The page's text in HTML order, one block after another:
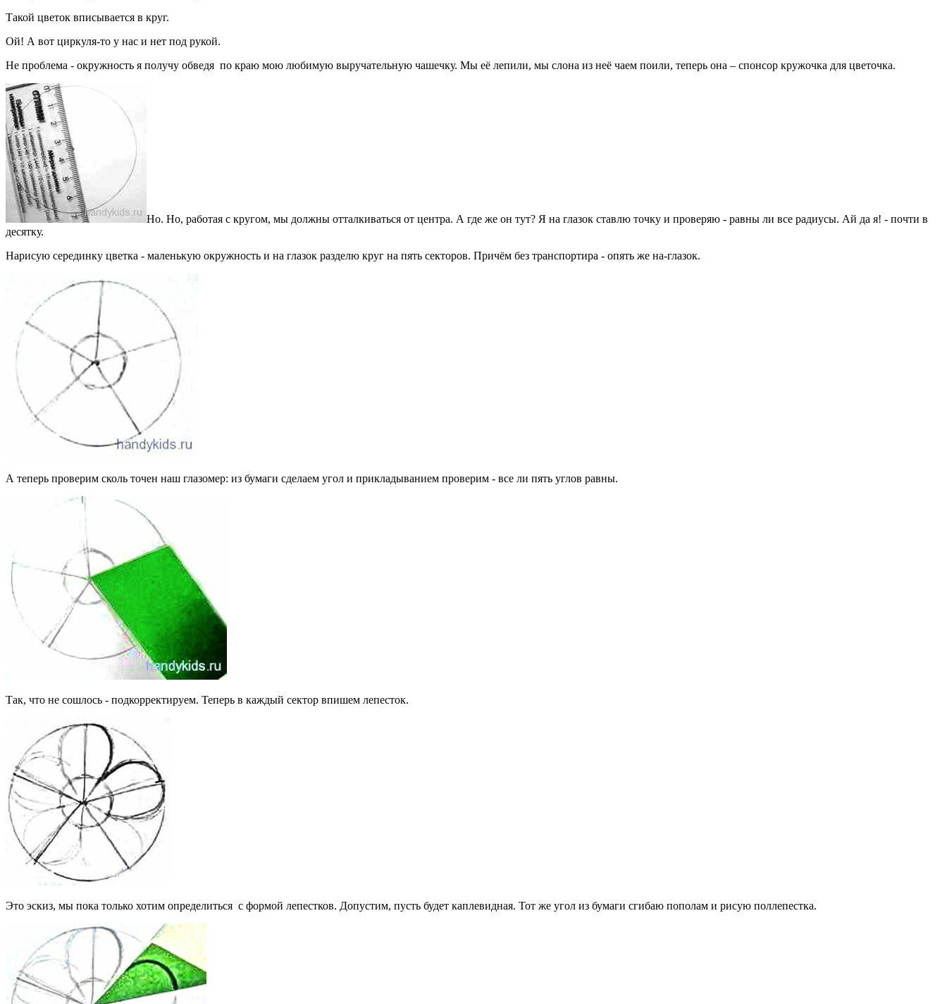
Такой цветок вписывается в круг.
Ой! А вот циркуля-то у нас и нет под рукой.
Не проблема - окружность я получу обведя по краю мою любимую выручательную чашечку. Мы её лепили, мы слона из неё чаем поили, теперь она – спонсор кружочка для цветочка.
Но. Но, работая с кругом, мы должны отталкиваться от центра. А где же он тут? Я на глазок ставлю точку и проверяю - равны ли все радиусы. Ай да я! - почти в
десятку.
Нарисую серединку цветка - маленькую окружность и на глазок разделю круг на пять секторов. Причём без транспортира - опять же на-глазок.
А теперь проверим сколь точен наш глазомер: из бумаги сделаем угол и прикладыванием проверим - все ли пять углов равны.
Так, что не сошлось - подкорректируем. Теперь в каждый сектор впишем лепесток.
Это эскиз, мы пока только хотим определиться с формой лепестков. Допустим, пусть будет каплевидная. Тот же угол из бумаги сгибаю пополам и рисую поллепестка.